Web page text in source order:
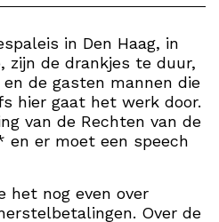
in Den Haag, in
zijn de drankjes te duur,
de gasten mannen die
hier gaat het werk door.
van de Rechten van de
en er moet een speech
het nog even over
Over de